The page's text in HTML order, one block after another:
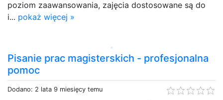
poziom zaawansowania, zajęcia dostosowane są do
i... pokaż więcej »
Pisanie prac magisterskich - profesjonalna
pomoc
Dodano: 2 lata 9 miesięcy temu